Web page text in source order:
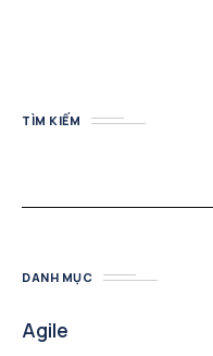
TÌM KIẾM
DANH MỤC
Agile